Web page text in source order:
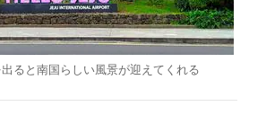
ると南国らしい風景が迎えてくれる